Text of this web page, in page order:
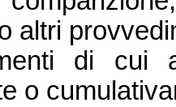
altri
di cui
o